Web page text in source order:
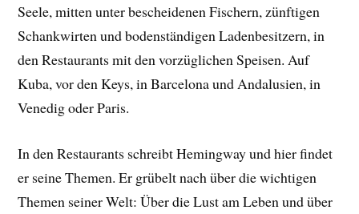
Seele, mitten unter bescheidenen Fischern, zünftigen
Schankwirten und bodenständigen Ladenbesitzern, in
den Restaurants mit den vorzüglichen Speisen. Auf
Kuba, vor den Keys, in Barcelona und Andalusien, in
Venedig oder Paris.
In den Restaurants schreibt Hemingway und hier findet
er seine Themen. Er grübelt nach über die wichtigen
Themen seiner Welt: Über die Lust am Leben und über